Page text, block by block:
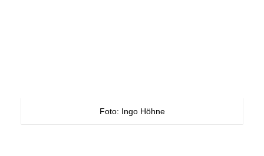
Foto: Ingo Höhne